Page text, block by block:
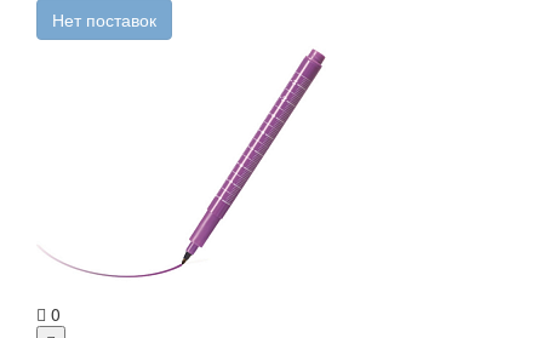
Нет поставок
0